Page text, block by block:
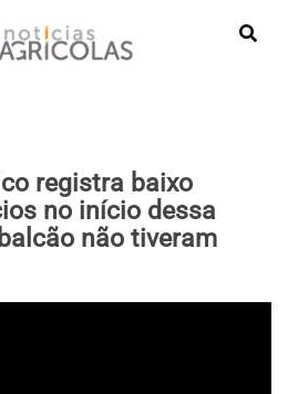
registra baixo
no início dessa
não tiveram